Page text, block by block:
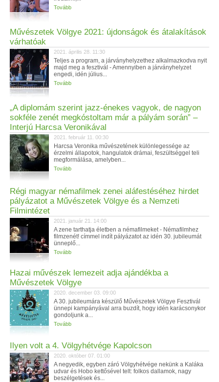
Tovább
Művészetek Völgye 2021: újdonságok és átalakítások
várhatóak
2021. április 28. 11:30
Teljes a program, a járványhelyzethez alkalmazkodva nyit
majd meg a fesztivál - Amennyiben a járványhelyzet
engedi, idén július...
Tovább
„A diplomám szerint jazz-énekes vagyok, de nagyon
sokféle zenét megkóstoltam már a pályám során” –
Interjú Harcsa Veronikával
2021. február 11. 00:30
Harcsa Veronika művészetének különlegessége az
érzelmi állapotok, hangulatok drámai, feszültséggel teli
megformálása, amelyben...
Tovább
Régi magyar némafilmek zenei aláfestéséhez hirdet
pályázatot a Művészetek Völgye és a Nemzeti
Filmintézet
2021. január 21. 14:00
A zene tarthatja életben a némafilmeket - Némafilmhez
filmzenét! címmel indít pályázatot az idén 30. jubileumát
ünneplő...
Tovább
Hazai művészek lemezeit adja ajándékba a
Művészetek Völgye
2020. december 03. 09:00
A 30. jubileumára készülő Művészetek Völgye Fesztivál
ünnepi kampányával arra buzdít, hogy idén karácsonykor
gondoljunk a...
Tovább
Ilyen volt a 4. Völgyhétvége Kapolcson
2020. október 07. 01:00
A negyedik, egyben záró Völgyhétvége nekünk a Kaláka
udvar és Hobo kettősével telt: folkos dallamok, nagy
beszélgetések és...